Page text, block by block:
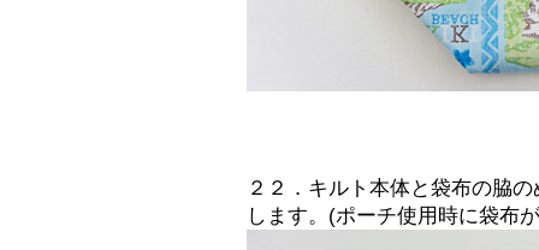
２２．キルト本体と袋布の脇
します。(ポーチ使用時に袋布